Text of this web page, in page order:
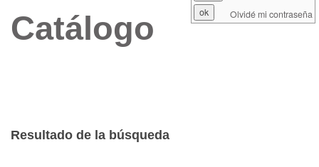
Catálogo
Resultado de la búsqueda
Olvidé mi contraseña